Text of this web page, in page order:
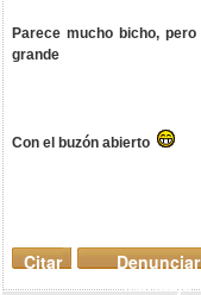
Parece mucho bicho,
grande
Con el buzón abierto
Denunciar
mensaje
Citar